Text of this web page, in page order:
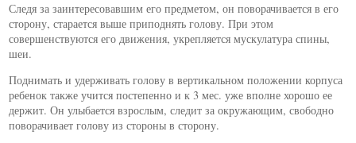
Следя за заинтересовавшим его предметом, он поворачивается в его
сторону, старается выше приподнять голову. При этом
совершенствуются его движения, укрепляется мускулатура спины,
шеи.
Поднимать и удерживать голову в вертикальном положении корпуса
ребенок также учится постепенно и к 3 мес. уже вполне хорошо ее
держит. Он улыбается взрослым, следит за окружающим, свободно
поворачивает голову из стороны в сторону.